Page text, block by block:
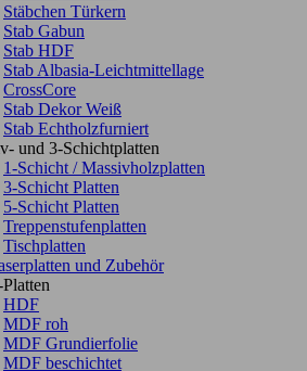
Stäbchen Türkern
Stab Gabun
Stab HDF
Stab Albasia-Leichtmittellage
CrossCore
Stab Dekor Weiß
Stab Echtholzfurniert
und 3-Schichtplatten
1-Schicht / Massivholzplatten
3-Schicht Platten
5-Schicht Platten
Treppenstufenplatten
Tischplatten
und Zubehör
HDF
MDF roh
MDF Grundierfolie
MDF beschichtet